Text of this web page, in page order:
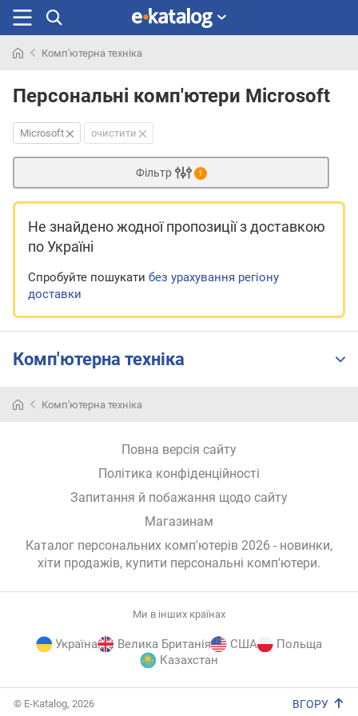
раніше
Комп'ютерна техніка
Персональні комп'ютери Microsoft
Microsoft очистити
Фільтр 1
Не знайдено жодної пропозиціїз доставкою
по Україні
Спробуйте пошукати без урахування регіону
доставки
Комп'ютерна техніка
Комп'ютерна техніка
Повна версія сайту
Політика конфіденційності
Запитання й побажання щодо сайту
Магазинам
Каталог персональних комп'ютерів 2026 - новинки,
хіти продажів, купити персональні комп'ютери.
Ми в інших країнах
Україна Велика Британія США
Польща
Казахстан
© E-Katalog, 2026 ВГОРУ